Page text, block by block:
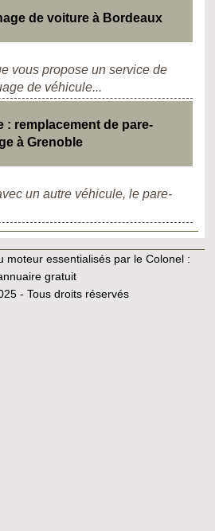
de voiture à Bordeaux
vous propose un service de
de véhicule...
: remplacement de pare-
à Grenoble
un autre véhicule, le pare-
moteur essentialisés par le Colonel :
gratuit
- Tous droits réservés